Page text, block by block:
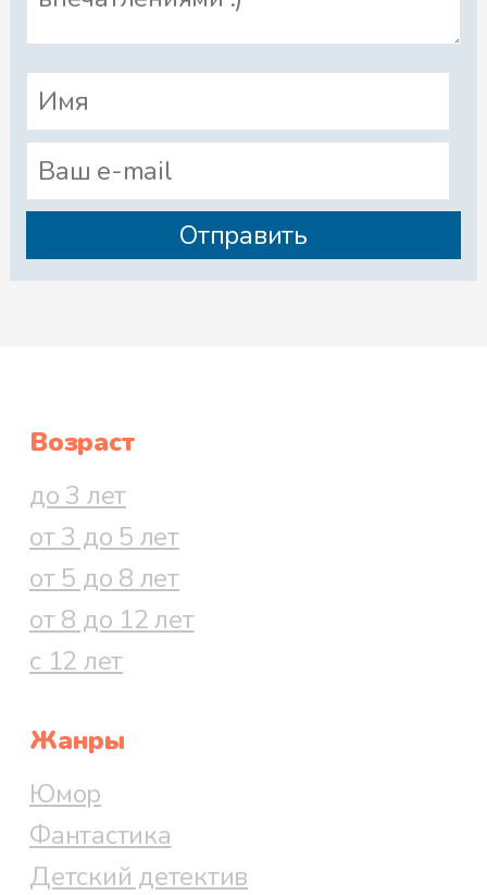
Возраст
до 3 лет
от 3 до 5 лет
от 5 до 8 лет
от 8 до 12 лет
с 12 лет
Жанры
Юмор
Фантастика
Детский детектив